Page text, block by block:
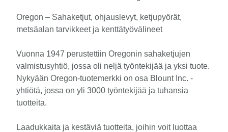
Oregon – Sahaketjut, ohjauslevyt, ketjupyörät,
metsäalan tarvikkeet ja kenttätyövälineet
Vuonna 1947 perustettiin Oregonin sahaketjujen
valmistusyhtiö, jossa oli neljä työntekijää ja yksi tuote.
Nykyään Oregon-tuotemerkki on osa Blount Inc. -
yhtiötä, jossa on yli 3000 työntekijää ja tuhansia
tuotteita.
Laadukkaita ja kestäviä tuotteita, joihin voit luottaa